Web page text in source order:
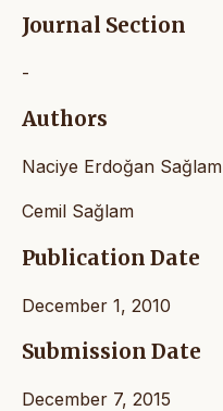
Journal Section
-
Authors
Naciye Erdoğan Sağlam
Cemil Sağlam
Publication Date
December 1, 2010
Submission Date
December 7, 2015